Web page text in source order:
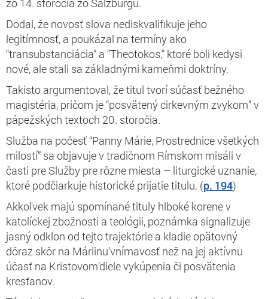
zo 14. storočia zo Salzburgu.
Dodal, že novosť slova nediskvalifikuje jeho
legitímnosť, a poukázal na termíny ako
“transubstanciácia” a “Theotokos,” ktoré boli kedysi
nové, ale stali sa základnými kameňmi doktríny.
Takisto argumentoval, že titul tvorí súčasť bežného
magistéria, pričom je “posvätený cirkevným zvykom” v
pápežských textoch 20. storočia.
Služba na počesť “Panny Márie, Prostrednice všetkých
milostí” sa objavuje v tradičnom Rímskom misáli v
časti pre Služby pre rôzne miesta – liturgické uznanie,
ktoré podčiarkuje historické prijatie titulu. (p. 194)
Akkoľvek majú spomínané tituly hlboké korene v
katolíckej zbožnosti a teológii, poznámka signalizuje
jasný odklon od tejto trajektórie a kladie opätovný
dôraz skôr na Máriinu’vnímavosť než na jej aktívnu
účasť na Kristovom’diele vykúpenia či posvätenia
kresťanov.